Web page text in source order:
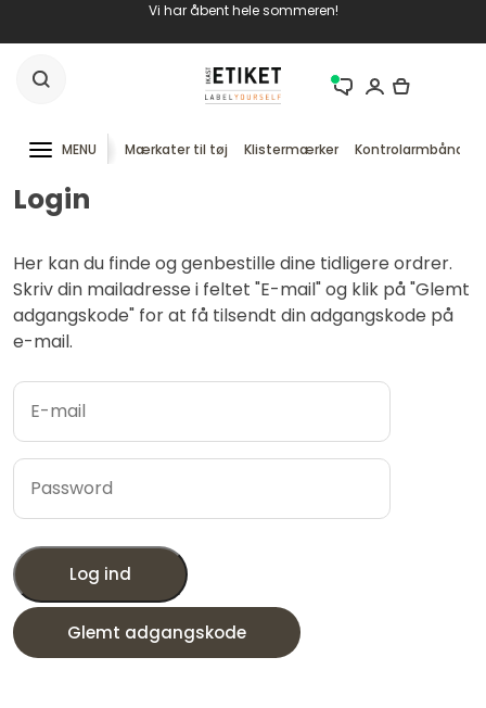
Vi har åbent hele sommeren!
MENU Mærkater til tøj Klistermærker Kontrolarmbånd
Login
Her kan du finde og genbestille dine tidligere ordrer.
Skriv din mailadresse i feltet "E-mail" og klik på "Glemt
adgangskode" for at få tilsendt din adgangskode på
e-mail.
Log ind
Glemt adgangskode